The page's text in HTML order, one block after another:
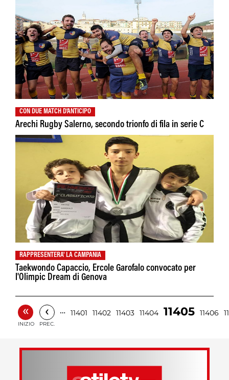
CON DUE MATCH D'ANTICIPO
Arechi Rugby Salerno, secondo trionfo di fila in serie C
RAPPRESENTERA' LA CAMPANIA
Taekwondo Capaccio, Ercole Garofalo convocato per
l'Olimpic Dream di Genova
«
INIZIO
‹
PREC.
… 11401 11402 11403 11404 11405 11406